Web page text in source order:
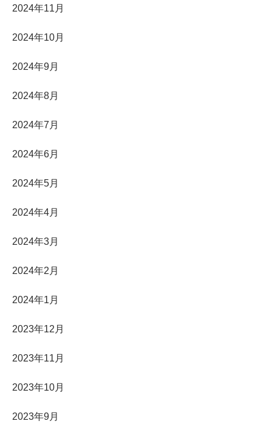
2024年11月
2024年10月
2024年9月
2024年8月
2024年7月
2024年6月
2024年5月
2024年4月
2024年3月
2024年2月
2024年1月
2023年12月
2023年11月
2023年10月
2023年9月